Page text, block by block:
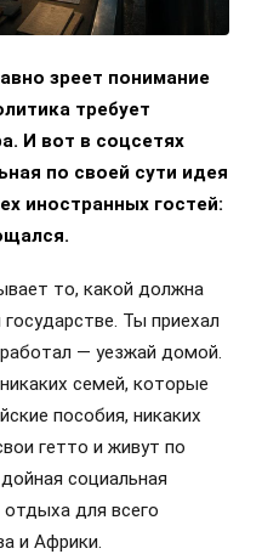
зреет понимание
требует
И вот в соцсетях
по своей сути идея
иностранных гостей:
то, какой должна
Ты приехал
— уезжай домой.
семей, которые
пособия, никаких
гетто и живут по
социальная
для всего
и Африки.